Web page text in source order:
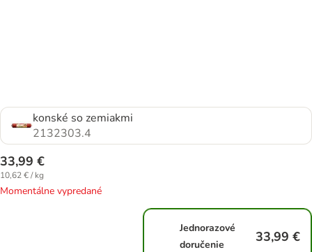
konské so zemiakmi
2132303.4
33,99 €
10,62 € / kg
Momentálne vypredané
Jednorazové
doručenie
33,99 €